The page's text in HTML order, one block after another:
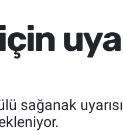
sağanak